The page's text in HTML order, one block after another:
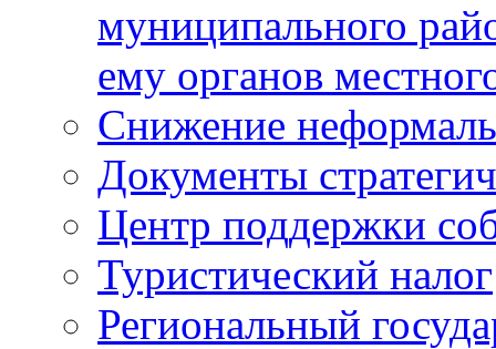
муниципального
ему органов
Снижение
Документы
Центр поддержки
Туристический налог
Региональный